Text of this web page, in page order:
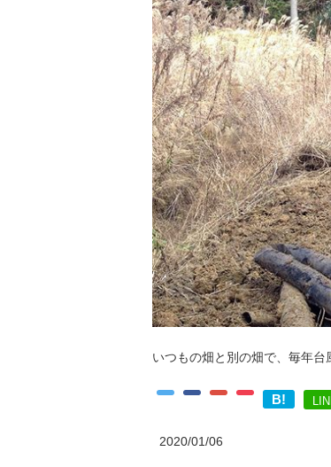
いつもの畑と別の畑で、毎年台
B!
2020/01/06